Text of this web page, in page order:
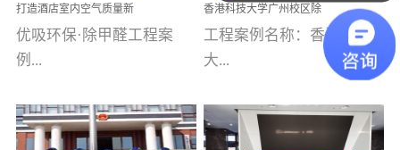
触媒、净醛王、祛味剂等
优吸系列产品，保质保量
完成生产任务，确保全国
求。资质优势团队优势分
支优势优吸环保是一棵正
禾...
打造酒店室内空气质量新
标杆——优吸环保·标杆之
作：东莞美豪雅致酒店室
内空气治理工程纪实
优吸环保·除甲醛工程案
例...
【东莞美豪雅致酒店】室
香港科技大学广州校区除
甲醛项目圆满完成
工程案例名称：香港科技
大...
学广州校区室内空气治